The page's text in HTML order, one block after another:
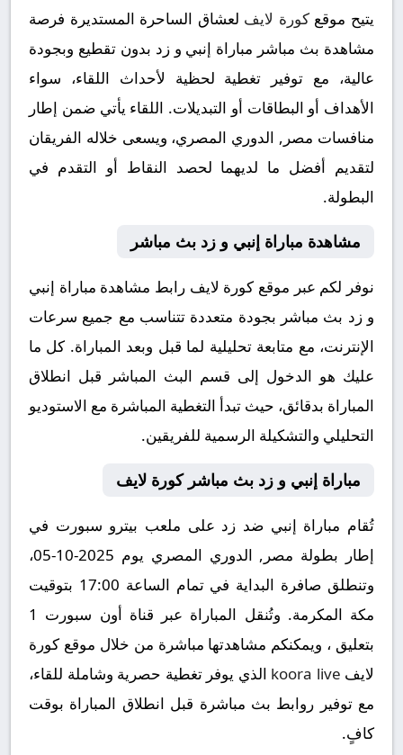
يتيح موقعكورة لايف لعشاق الساحرة المستديرة فرصة
مشاهدة بث مباشر مباراة إنبي و زد بدون تقطيع وبجودة
عالية، مع توفير تغطية لحظية لأحداث اللقاء، سواء
الأهداف أو البطاقات أو التبديلات. اللقاء يأتي ضمن إطار
منافسات مصر, الدوري المصري، ويسعى خلاله الفريقان
لتقديم أفضل ما لديهما لحصد النقاط أو التقدم في
البطولة.
مشاهدة مباراة إنبي و زد بث مباشر
نوفر لكم عبر موقع كورة لايف رابط مشاهدة مباراة إنبي
و زد بث مباشر بجودة متعددة تتناسب مع جميع سرعات
الإنترنت، مع متابعة تحليلية لما قبل وبعد المباراة. كل ما
عليك هو الدخول إلى قسم البث المباشر قبل انطلاق
المباراة بدقائق، حيث تبدأ التغطية المباشرة مع الاستوديو
التحليلي والتشكيلة الرسمية للفريقين.
مباراة إنبي و زد بث مباشر كورة لايف
تُقام مباراة إنبي ضد زد على ملعب بيترو سبورت في
إطار بطولة مصر, الدوري المصري يوم 2025-10-05،
وتنطلق صافرة البداية في تمام الساعة 17:00 بتوقيت
مكة المكرمة. وتُنقل المباراة عبر قناة أون سبورت 1
بتعليق ، ويمكنكم مشاهدتها مباشرة من خلال موقع كورة
لايف koora live الذي يوفر تغطية حصرية وشاملة للقاء،
مع توفير روابط بث مباشرة قبل انطلاق المباراة بوقت
كافٍ.